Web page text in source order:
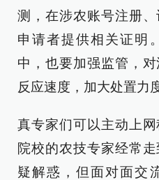
测，在涉农账号注册
申请者提供相关证明
中，也要加强监管，
反应速度，加大处置力
真专家们可以主动上
院校的农技专家经常
疑解惑，但面对面交